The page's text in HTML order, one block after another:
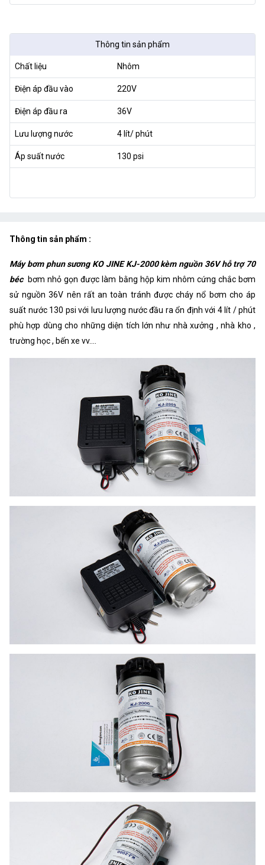
Thông tin sản phẩm
Chất liệu Nhôm
Điện áp đầu vào 220V
Điện áp đầu ra 36V
Lưu lượng nước 4 lít/ phút
Áp suất nước 130 psi
Thông tin sản phẩm :
Máy bơm phun sương KO JINE KJ-2000 kèm nguồn 36V hỗ trợ 70
béc bơm nhỏ gọn được làm bằng hộp kim nhôm cứng chắc bơm
sử nguồn 36V nên rất an toàn tránh được cháy nổ bơm cho áp
suất nước 130 psi với lưu lượng nước đầu ra ổn định với 4 lít / phút
phù hợp dùng cho những diện tích lớn như nhà xưởng , nhà kho ,
trường học , bến xe vv....